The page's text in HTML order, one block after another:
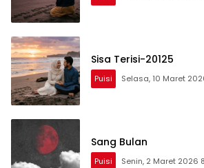
Sisa Terisi-20125
Puisi Selasa, 10 Maret
Sang Bulan
Puisi Senin, 2 Maret 2026